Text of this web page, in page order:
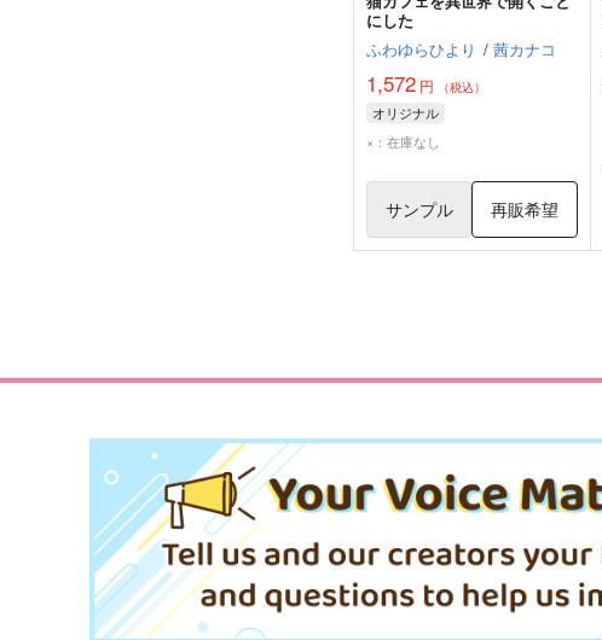
にした
ふわゆらひより / 茜カナコ
1,572 円 （税込）
オリジナル
×：在庫なし
サンプル 再販希望